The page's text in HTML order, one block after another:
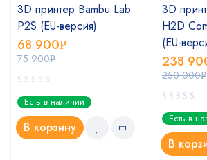
3D принтер Bambu Lab
P2S (EU-версия)
75 900Р
68 900Р
Есть в наличии
В корзину
3D
H2D
(EU-
250 000Р
238
Есть в
В